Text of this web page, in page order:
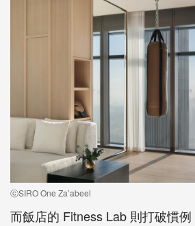
ⓒSIRO One Za’abeel
而飯店的 Fitness Lab 則打破慣